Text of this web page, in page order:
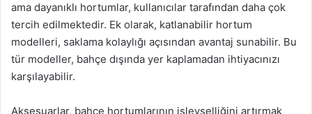
ama dayanıklı hortumlar, kullanıcılar tarafından daha çok
tercih edilmektedir. Ek olarak, katlanabilir hortum
modelleri, saklama kolaylığı açısından avantaj sunabilir. Bu
tür modeller, bahçe dışında yer kaplamadan ihtiyacınızı
karşılayabilir.
Aksesuarlar, bahçe hortumlarının işlevselliğini artırmak